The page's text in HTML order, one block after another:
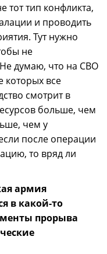
тот тип конфликта,
и проводить
Тут нужно
не
думаю, что на СВО
которых все
смотрит в
больше, чем
чем у
после операции
то вряд ли
армия
в какой-то
прорыва